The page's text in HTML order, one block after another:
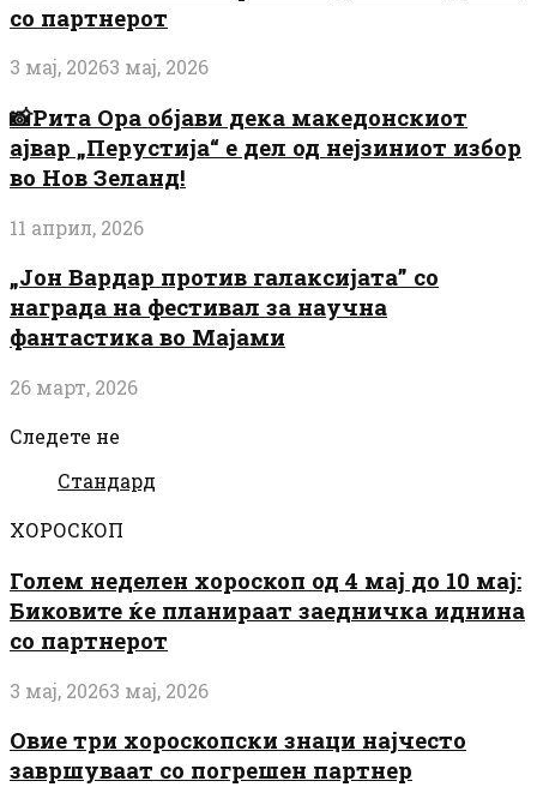
со партнерот
3 мај, 20263 мај, 2026
📸Рита Ора објави дека македонскиот
ајвар „Перустија“ е дел од нејзиниот избор
во Нов Зеланд!
11 април, 2026
„Јон Вардар против галаксијата” со
награда на фестивал за научна
фантастика во Мајами
26 март, 2026
Следете не
Стандард
ХОРОСКОП
Голем неделен хороскоп од 4 мај до 10 мај:
Биковите ќе планираат заедничка иднина
со партнерот
3 мај, 20263 мај, 2026
Овие три хороскопски знаци најчесто
завршуваат со погрешен партнер